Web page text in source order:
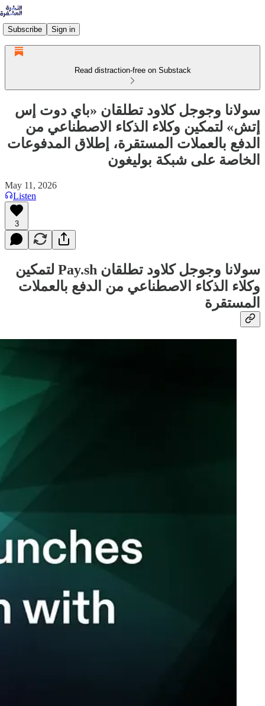
Subscribe Sign in
Read distraction-free on Substack
سولانا وجوجل كلاود تطلقان «باي دوت إس
إتش» لتمكين وكلاء الذكاء الاصطناعي من
الدفع بالعملات المستقرة، إطلاق المدفوعات
الخاصة على شبكة بوليغون
May 11, 2026
Listen
3
سولانا وجوجل كلاود تطلقان Pay.sh لتمكين
وكلاء الذكاء الاصطناعي من الدفع بالعملات
المستقرة